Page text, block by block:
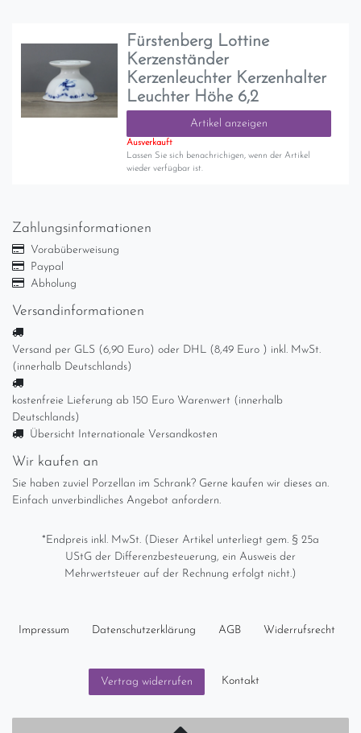
Fürstenberg Lottine
Kerzenständer
Kerzenleuchter Kerzenhalter
Leuchter Höhe 6,2
Artikel anzeigen
Ausverkauft
Lassen Sie sich benachrichigen, wenn der Artikel
wieder verfügbar ist.
Zahlungsinformationen
Vorabüberweisung
Paypal
Abholung
Versandinformationen
Versand per GLS (6,90 Euro) oder DHL (8,49 Euro ) inkl. MwSt.
(innerhalb Deutschlands)
kostenfreie Lieferung ab 150 Euro Warenwert (innerhalb
Deutschlands)
Übersicht Internationale Versandkosten
Wir kaufen an
Sie haben zuviel Porzellan im Schrank? Gerne kaufen wir dieses an.
Einfach unverbindliches Angebot anfordern.
*Endpreis inkl. MwSt. (Dieser Artikel unterliegt gem. § 25a
UStG der Differenzbesteuerung, ein Ausweis der
Mehrwertsteuer auf der Rechnung erfolgt nicht.)
Impressum Daten­schutz­erklärung AGB Widerrufs­recht
Vertrag widerrufen Kontakt